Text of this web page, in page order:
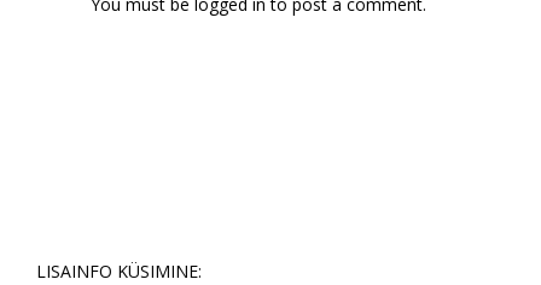
LISAINFO KÜSIMINE: